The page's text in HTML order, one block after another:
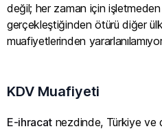
değil; her zaman için
gerçekleştiğinden ötürü diğer
muafiyetlerinden
KDV Muafiyeti
E-ihracat nezdinde, Türkiye ve